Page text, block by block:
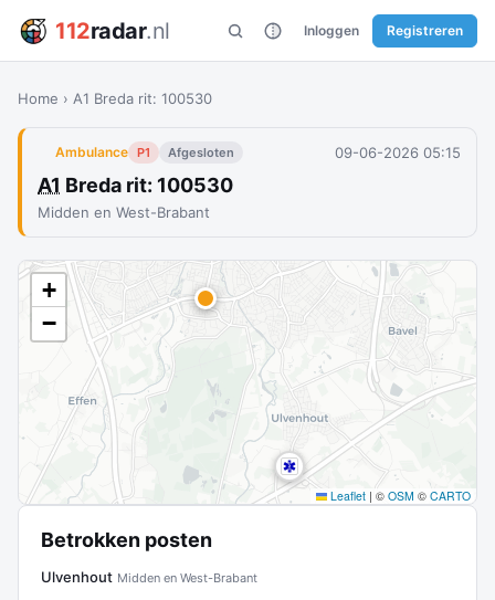
112radar.nl Inloggen Registreren
Home › A1 Breda rit: 100530
Ambulance P1 Afgesloten 09-06-2026 05:15
A1 Breda rit: 100530
Midden en West-Brabant
+
−
Leaflet | © OSM © CARTO
Betrokken posten
Ulvenhout Midden en West-Brabant